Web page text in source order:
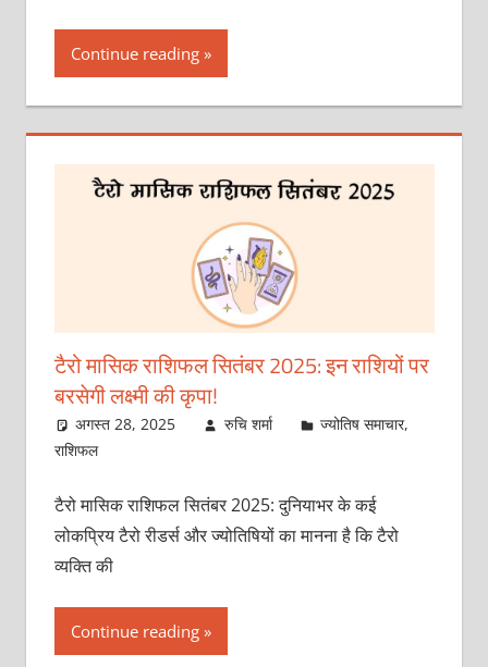
Continue reading
टैरो मासिक राशिफल सितंबर 2025: इन राशियों पर
बरसेगी लक्ष्मी की कृपा!
अगस्त 28, 2025 रुचि शर्मा ज्योतिष समाचार,
राशिफल
टैरो मासिक राशिफल सितंबर 2025: दुनियाभर के कई
लोकप्रिय टैरो रीडर्स और ज्योतिषियों का मानना है कि टैरो
व्यक्ति की
Continue reading